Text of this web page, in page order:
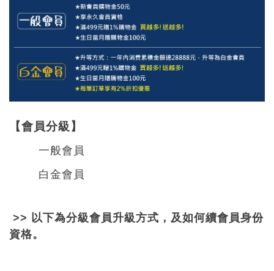
【會員分級】
一般會員
白金會員
>> 以下為分級會員升級方式，及如何續會員身份
資格。